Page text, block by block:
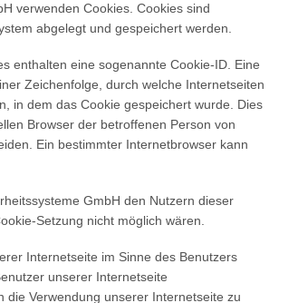
verwenden Cookies. Cookies sind
abgelegt und gespeichert werden.
enthalten eine sogenannte Cookie-ID. Eine
Zeichenfolge, durch welche Internetseiten
in dem das Cookie gespeichert wurde. Dies
Browser der betroffenen Person von
Ein bestimmter Internetbrowser kann
GmbH den Nutzern dieser
Setzung nicht möglich wären.
Internetseite im Sinne des Benutzers
unserer Internetseite
Verwendung unserer Internetseite zu